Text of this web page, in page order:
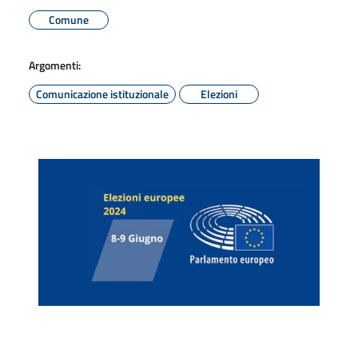
Comune
Argomenti:
Comunicazione istituzionale
Elezioni